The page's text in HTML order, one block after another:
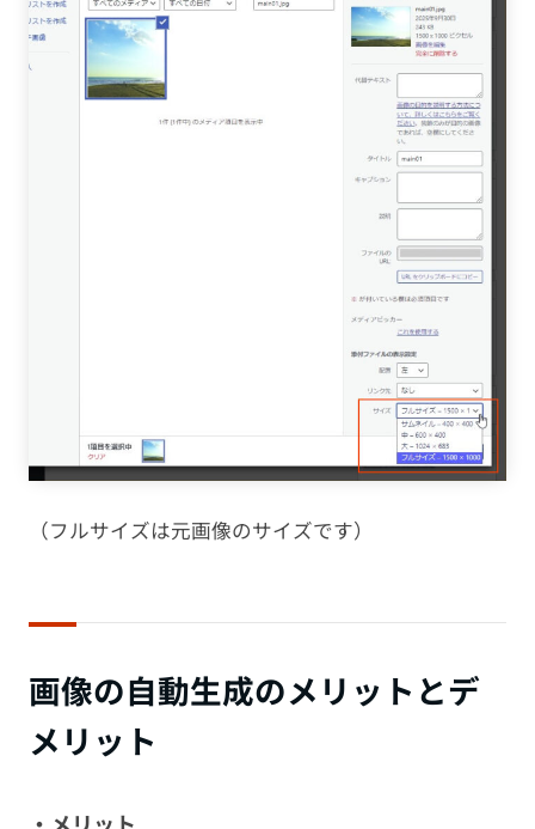
（フルサイズは元画像のサイズです）
画像の自動生成のメリットとデ
メリット
・メリット